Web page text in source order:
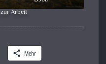
Arbeit
Mehr